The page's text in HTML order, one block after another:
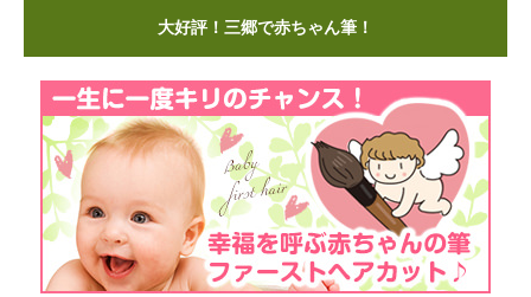
大好評！三郷で赤ちゃん筆！